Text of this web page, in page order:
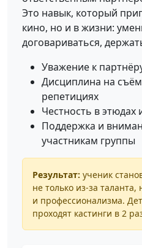
Это навык, который
кино, но и в жизни:
договариваться,
Уважение к
Дисциплина на
репетициях
Честность в
Поддержка и
участникам группы
Результат: ученик
не только из-за
и профессионализма.
проходят кастинги в 2